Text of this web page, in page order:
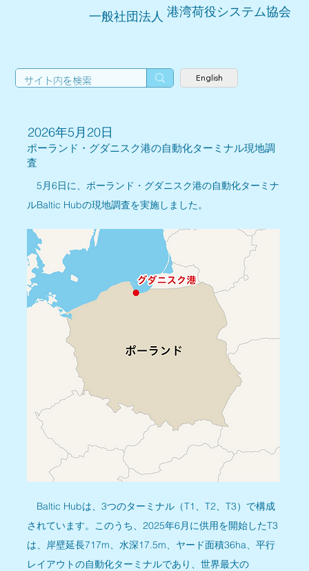
港湾荷役システム協会
一般社団法人
English
2026年5月20日
ポーランド・グダニスク港の自動化ターミナル現地調
査
5月6日に、ポーランド・グダニスク港の自動化ターミナ
ルBaltic Hubの現地調査を実施しました。
Baltic Hubは、3つのターミナル（T1、T2、T3）で構成
されています。このうち、2025年6月に供用を開始したT3
は、岸壁延長717m、水深17.5m、ヤード面積36ha、平行
レイアウトの自動化ターミナルであり、世界最大の